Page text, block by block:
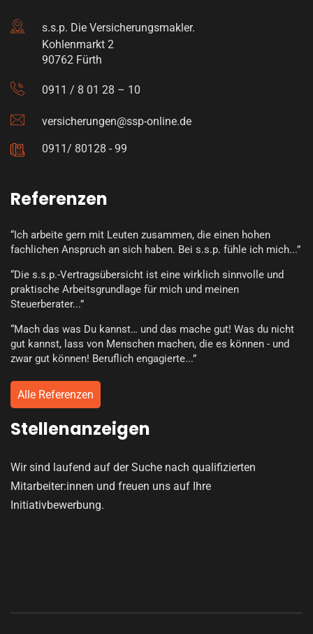
s.s.p. Die Versicherungsmakler.
Kohlenmarkt 2
90762 Fürth
0911 / 8 01 28 – 10
versicherungen@ssp-online.de
0911/ 80128 - 99
Referenzen
“Ich arbeite gern mit Leuten zusammen, die einen hohen
fachlichen Anspruch an sich haben. Bei s.s.p. fühle ich mich...”
“Die s.s.p.-Vertragsübersicht ist eine wirklich sinnvolle und
praktische Arbeitsgrundlage für mich und meinen
Steuerberater...”
“Mach das was Du kannst… und das mache gut! Was du nicht
gut kannst, lass von Menschen machen, die es können - und
zwar gut können! Beruflich engagierte...”
Alle Referenzen
Stellenanzeigen
Wir sind laufend auf der Suche nach qualifizierten
Mitarbeiter:innen und freuen uns auf Ihre
Initiativbewerbung.